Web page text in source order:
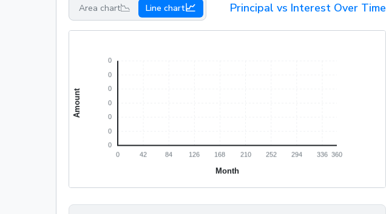
Principal vs Interest Over Time
📈
Line chart
📉
Area chart